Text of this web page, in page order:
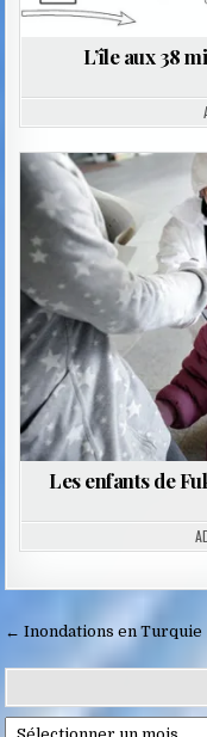
L’île aux 38
Les enfants de
Navigation
de
l’article
← Inondations en Turquie
Archives